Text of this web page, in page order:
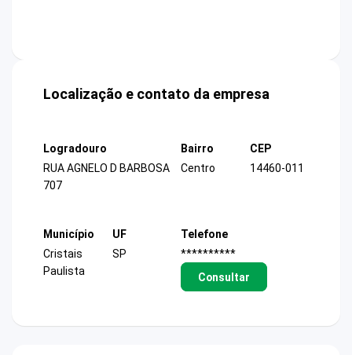
Localização e contato da empresa
Logradouro
RUA AGNELO D BARBOSA
707
Bairro
Centro
CEP
14460-011
Município
Cristais
Paulista
UF
SP
Telefone
**********
Consultar